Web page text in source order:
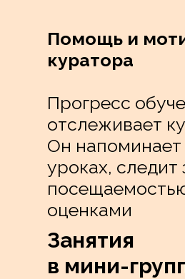
Занятия
в мини-
Прогресс
отслеживает
Он напоминает
уроках, следит
оценками
Помощь и
куратора